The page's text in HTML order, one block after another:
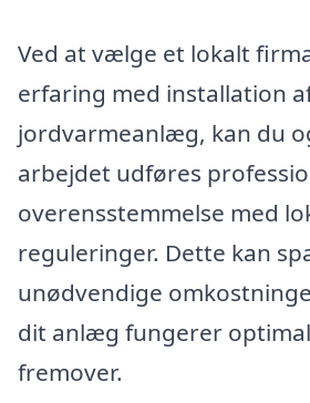
Ved at vælge et lokalt
erfaring med installation
jordvarmeanlæg, kan du
arbejdet udføres
overensstemmelse med
reguleringer. Dette kan
unødvendige
dit anlæg fungerer
fremover.